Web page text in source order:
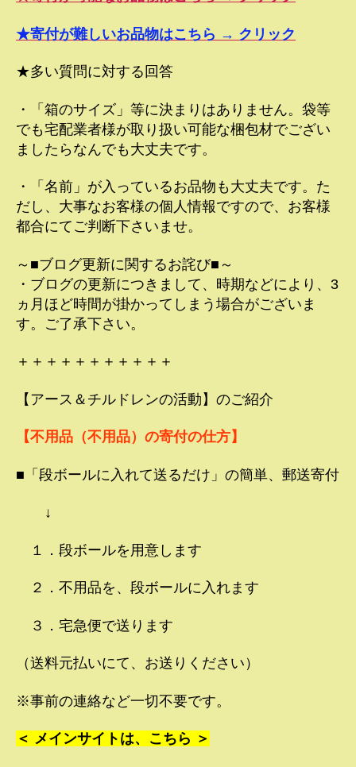
★寄付が難しいお品物はこちら → クリック
★多い質問に対する回答
・「箱のサイズ」等に決まりはありません。袋等
でも宅配業者様が取り扱い可能な梱包材でござい
ましたらなんでも大丈夫です。
・「名前」が入っているお品物も大丈夫です。た
だし、大事なお客様の個人情報ですので、お客様
都合にてご判断下さいませ。
～■ブログ更新に関するお詫び■～
・ブログの更新につきまして、時期などにより、3
ヵ月ほど時間が掛かってしまう場合がございま
す。ご了承下さい。
＋＋＋＋＋＋＋＋＋＋＋
【アース＆チルドレンの活動】のご紹介
【不用品（不用品）の寄付の仕方】
■「段ボールに入れて送るだけ」の簡単、郵送寄付
↓
１．段ボールを用意します
２．不用品を、段ボールに入れます
３．宅急便で送ります
（送料元払いにて、お送りください）
※事前の連絡など一切不要です。
＜ メインサイトは、こちら ＞